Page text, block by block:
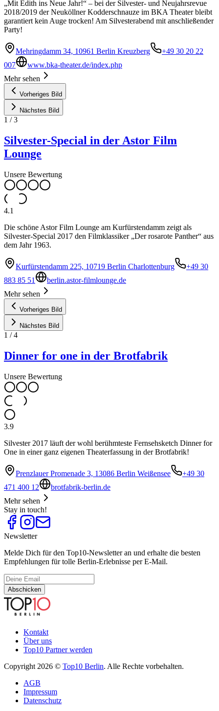
„Mit Edith ins Neue Jahr!“ – bei der Silvester- und Neujahrsrevue
2018/2019 der Neuköllner Kodderschnauze im BKA Theater bleibt
garantiert kein Auge trocken! Am Silvesterabend mit anschließender
Party!
Mehringdamm 34, 10961 Berlin Kreuzberg
+49 30 20 22
007
www.bka-theater.de/index.php
Mehr sehen
Vorheriges Bild
Nächstes Bild
1 /3
Silvester-Special in der Astor Film
Lounge
Unsere Bewertung
4.1
Die schöne Astor Film Lounge am Kurfürstendamm zeigt als
Silvester-Special 2017 den Filmklassiker „Der rosarote Panther“ aus
dem Jahr 1963.
Kurfürstendamm 225, 10719 Berlin Charlottenburg
+49 30
883 85 51
berlin.astor-filmlounge.de
Mehr sehen
Vorheriges Bild
Nächstes Bild
1 /4
Dinner for one in der Brotfabrik
Unsere Bewertung
3.9
Silvester 2017 läuft der wohl berühmteste Fernsehsketch Dinner for
One in einer ganz eigenen Theaterfassung in der Brotfabrik!
Prenzlauer Promenade 3, 13086 Berlin Weißensee
+49 30
471 400 12
brotfabrik-berlin.de
Mehr sehen
Stay in touch!
Newsletter
Melde Dich für den Top10-Newsletter an und erhalte die besten
Empfehlungen für tolle Berlin-Erlebnisse per E-Mail.
Abschicken
Kontakt
Über uns
Top10 Partner werden
Copyright 2026 © Top10 Berlin. Alle Rechte vorbehalten.
AGB
Impressum
Datenschutz